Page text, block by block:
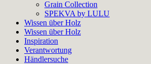
Grain Collection
SPEKVA by LULU
Wissen über Holz
Wissen über Holz
Inspiration
Verantwortung
Händlersuche